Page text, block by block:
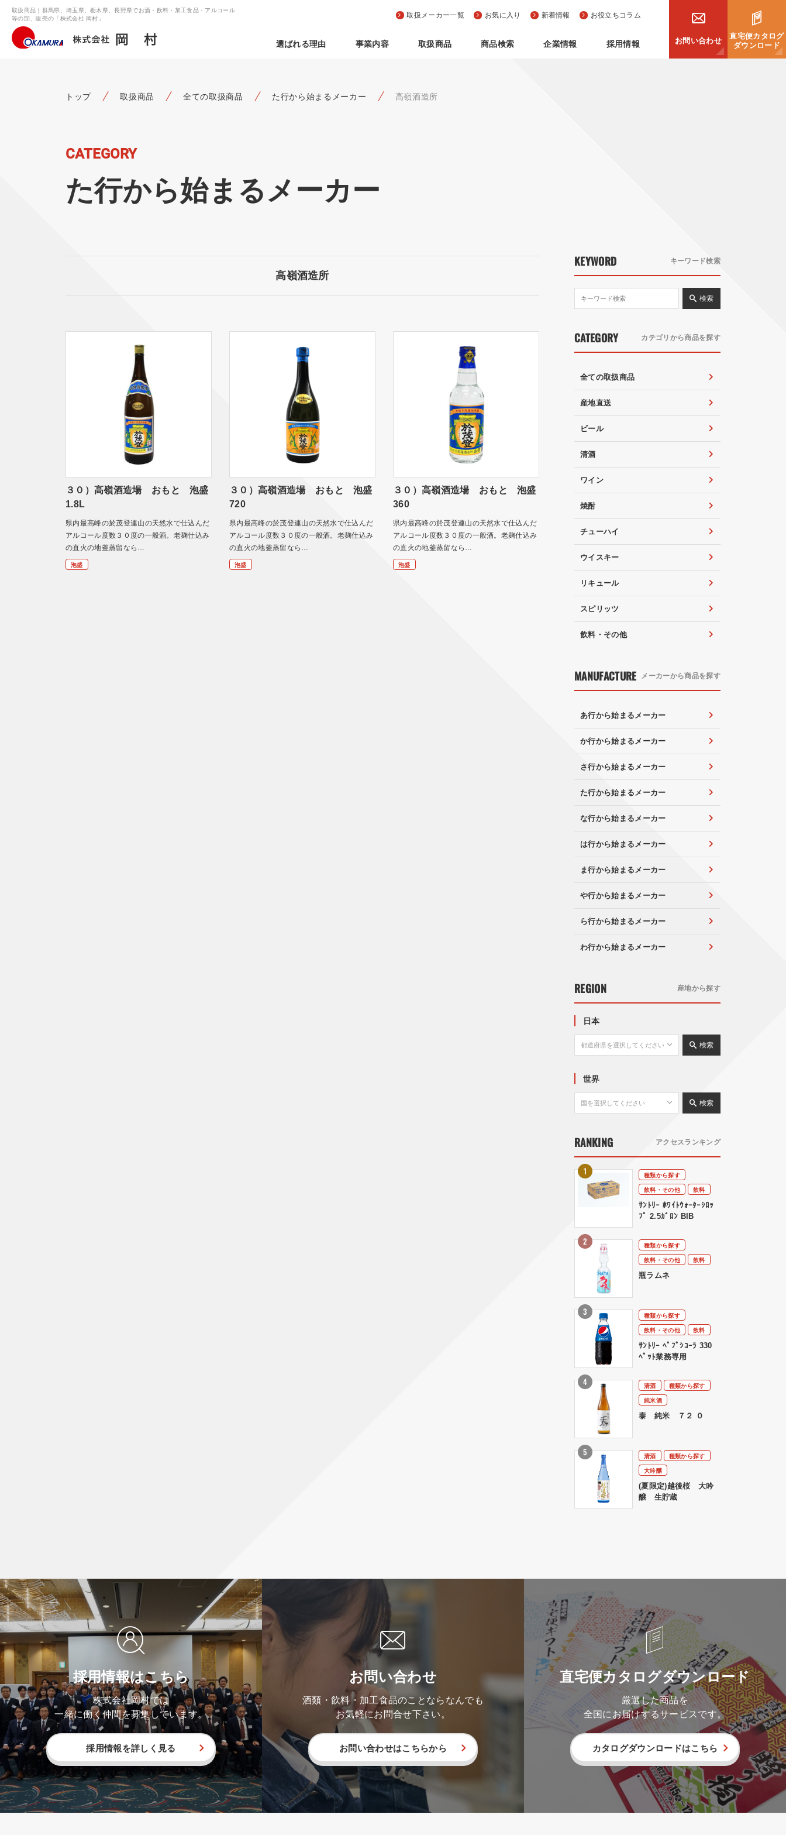
選ばれる理由 事業内容 取扱商品 商品検索 企業情報 採用情報
取扱メーカー一覧 お気に入り 新着情報 お役立ちコラム
お問い合わせ
直宅便カタログ
ダウンロード
取扱商品｜群馬県、埼玉県、栃木県、長野県でお酒・飲料・加工食品・アルコール
等の卸、販売の「株式会社 岡村」
トップ 取扱商品 全ての取扱商品 た行から始まるメーカー 高嶺酒造所
CATEGORY
た行から始まるメーカー
高嶺酒造所
３０）高嶺酒造場 おもと 泡盛
1.8L
県内最高峰の於茂登連山の天然水で仕込んだ
アルコール度数３０度の一般酒。老麹仕込み
の直火の地釜蒸留なら…
泡盛
３０）高嶺酒造場 おもと 泡盛
720
県内最高峰の於茂登連山の天然水で仕込んだ
アルコール度数３０度の一般酒。老麹仕込み
の直火の地釜蒸留なら…
泡盛
３０）高嶺酒造場 おもと 泡盛
360
県内最高峰の於茂登連山の天然水で仕込んだ
アルコール度数３０度の一般酒。老麹仕込み
の直火の地釜蒸留なら…
泡盛
KEYWORD キーワード検索
検索
CATEGORY カテゴリから商品を探す
全ての取扱商品
産地直送
ビール
清酒
ワイン
焼酎
チューハイ
ウイスキー
リキュール
スピリッツ
飲料・その他
MANUFACTURE メーカーから商品を探す
あ行から始まるメーカー
か行から始まるメーカー
さ行から始まるメーカー
た行から始まるメーカー
な行から始まるメーカー
は行から始まるメーカー
ま行から始まるメーカー
や行から始まるメーカー
ら行から始まるメーカー
わ行から始まるメーカー
REGION 産地から探す
日本
検索
世界
検索
RANKING アクセスランキング
種類から探す
飲料・その他
飲料
ｻﾝﾄﾘｰ ﾎﾜｲﾄｳｫｰﾀｰｼﾛｯ
ﾌﾟ 2.5ｶﾞﾛﾝ BIB
種類から探す
飲料・その他
飲料
瓶ラムネ
種類から探す
飲料・その他
飲料
ｻﾝﾄﾘｰ ﾍﾟﾌﾟｼｺｰﾗ 330
ﾍﾟｯﾄ業務専用
清酒
種類から探す
純米酒
泰 純米 ７２ ０
清酒
種類から探す
大吟醸
(夏限定)越後桜 大吟
醸 生貯蔵
採用情報はこちら
株式会社岡村では
一緒に働く仲間を募集しています。
採用情報を詳しく見る
お問い合わせ
酒類・飲料・加工食品のことならなんでも
お気軽にお問合せ下さい。
お問い合わせはこちらから
直宅便カタログダウンロード
厳選した商品を
全国にお届けするサービスです。
カタログダウンロードはこちら